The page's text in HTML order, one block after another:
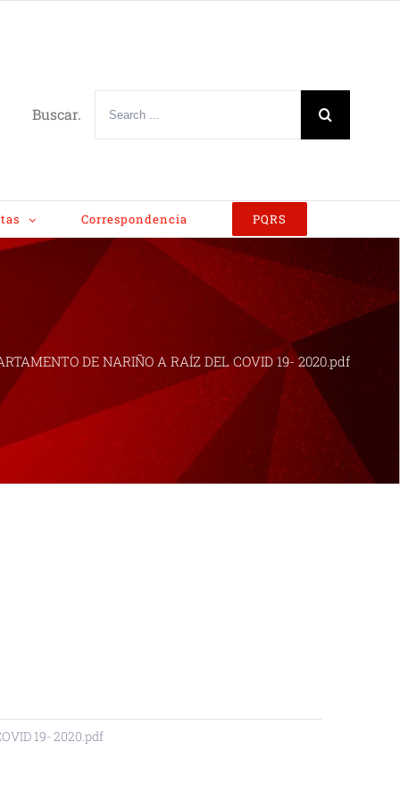
Buscar.
Correspondencia PQRS
DE NARIÑO A RAÍZ DEL COVID 19- 2020.pdf
19- 2020.pdf